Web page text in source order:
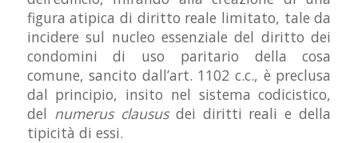
figura atipica di diritto reale limitato, tale da
incidere sul nucleo essenziale del diritto dei
condomini di uso paritario della cosa
comune, sancito dall’art. 1102 c.c., è preclusa
dal principio, insito nel sistema codicistico,
del numerus claususdei diritti reali e della
tipicità di essi.